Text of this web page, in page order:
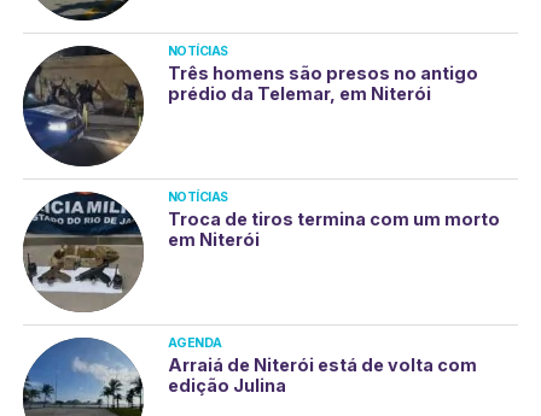
NOTÍCIAS
Três homens são presos no antigo
prédio da Telemar, em Niterói
NOTÍCIAS
Troca de tiros termina com um morto
em Niterói
AGENDA
Arraiá de Niterói está de volta com
edição Julina